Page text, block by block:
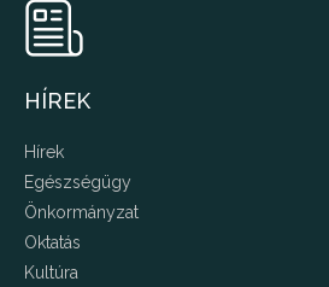
HÍREK
Hírek
Egészségügy
Önkormányzat
Oktatás
Kultúra